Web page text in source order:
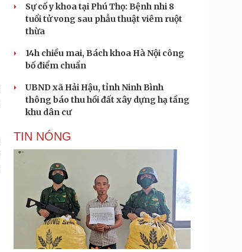
Hạt giống tâm hồn
Sự cố y khoa tại Phú Thọ: Bệnh nhi 8
tuổi tử vong sau phẫu thuật viêm ruột
thừa
14h chiều mai, Bách khoa Hà Nội công
bố điểm chuẩn
UBND xã Hải Hậu, tỉnh Ninh Bình
thông báo thu hồi đất xây dựng hạ tầng
khu dân cư
TIN NÓNG